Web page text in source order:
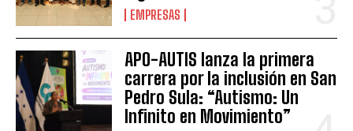
EMPRESAS
APO-AUTIS lanza la primera
carrera por la inclusión en San
Pedro Sula: “Autismo: Un
Infinito en Movimiento”